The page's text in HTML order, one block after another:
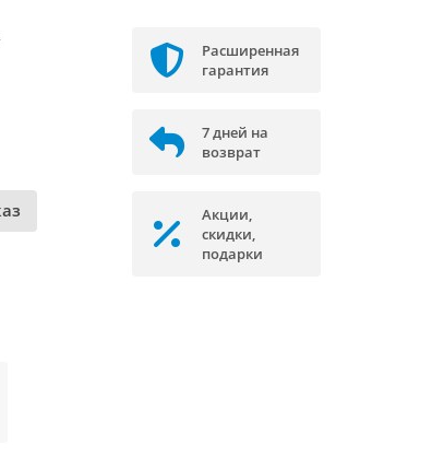
Расширенная
гарантия
7 дней на
возврат
Акции,
скидки,
подарки